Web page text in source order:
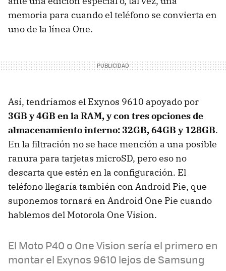
memoria para cuando el teléfono se convierta en
uno de la línea One.
Así, tendríamos el Exynos 9610 apoyado por
3GB y 4GB en la RAM, y con tres opciones de
almacenamiento interno: 32GB, 64GB y 128GB.
En la filtración no se hace mención a una posible
ranura para tarjetas microSD, pero eso no
descarta que estén en la configuración. El
teléfono llegaría también con Android Pie, que
suponemos tornará en Android One Pie cuando
hablemos del Motorola One Vision.
El Moto P40 o One Vision sería el primero en
montar el Exynos 9610 lejos de Samsung